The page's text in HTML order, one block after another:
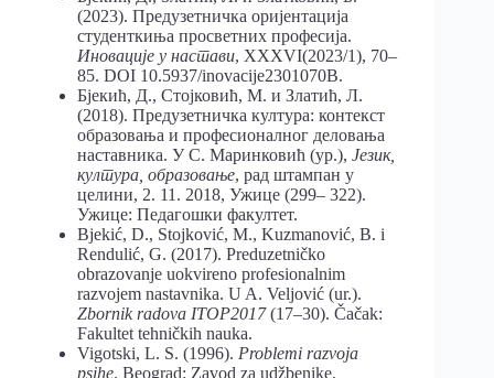
(2023). Предузетничка оријентација
студенткиња просветних професија.
Иновације у настави, XXXVI(2023/1), 70–
85. DOI 10.5937/inovacije2301070B.
Бјекић, Д., Стојковић, М. и Златић, Л.
(2018). Предузетничка култура: контекст
образовања и професионалног деловања
наставника. У С. Маринковић (ур.), Језик,
култура, образовање, рад штампан у
целини, 2. 11. 2018, Ужице (299– 322).
Ужице: Педагошки факултет.
Bjekić, D., Stojković, M., Kuzmanović, B. i
Rendulić, G. (2017). Preduzetničko
obrazovanje uokvireno profesionalnim
razvojem nastavnika. U A. Veljović (ur.).
Zbornik radova ITOP2017(17–30). Čačak:
Fakultet tehničkih nauka.
Vigotski, L. S. (1996). Problemi razvoja
psihe. Beograd: Zavod za udžbenike.